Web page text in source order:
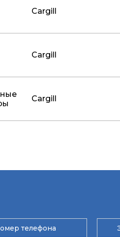
Cargill
Cargill
Cargill